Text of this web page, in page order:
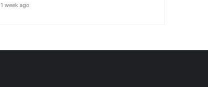
1 week ago